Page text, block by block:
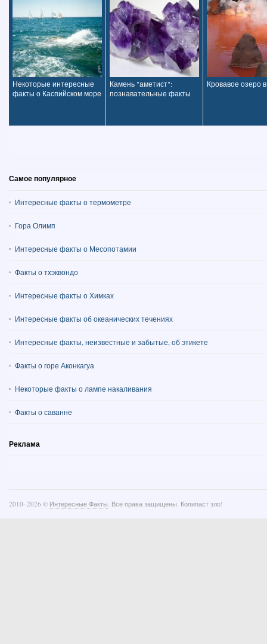
Некоторые интересные
факты о Каспийском море
Камень "аметист":
познавательные факты
Кровавое озеро
Самое популярное
Интересные факты о термометре
Гора Олимп
Интересные факты о Месопотамии
Факты о тхэквондо
Интересные факты о Химках
Интересные факты об океанических течениях
Интересные факты, неизвестные и забытые, об этикете
Факты о горе Аконкагуа
Некоторые факты о лампе накаливания
Факты о саванне
Реклама
2010–2026 © Интересные Факты. Все права защищены. Копипаст зло!